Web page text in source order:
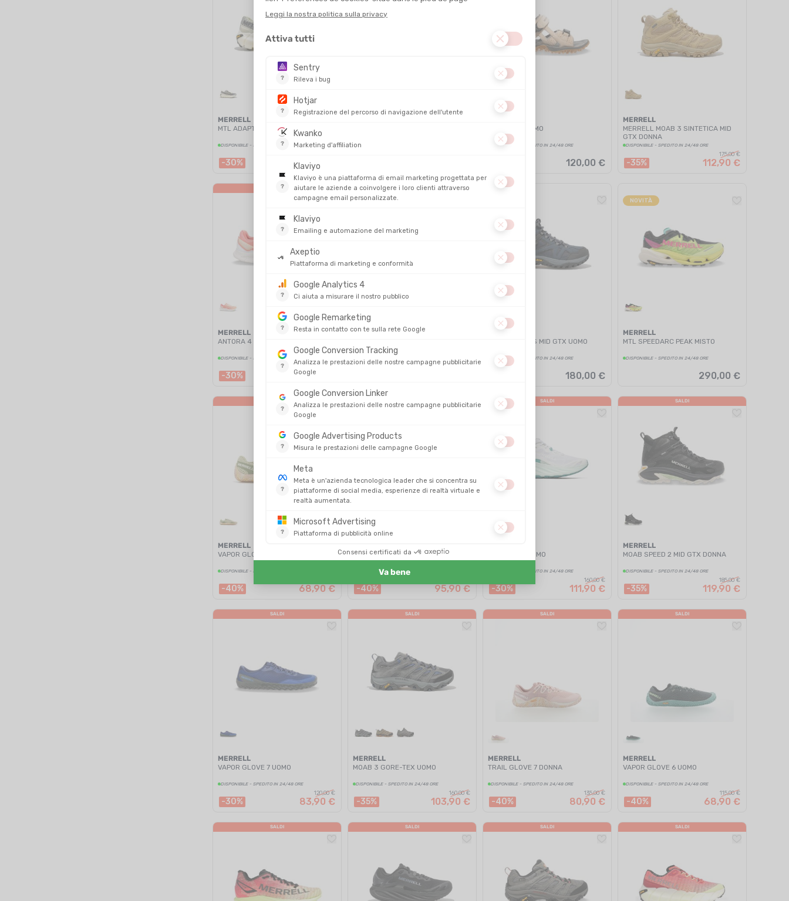
MERRELL
MTL ADAPT MATRYX DONNA
DISPONIBILE - SPEDITO IN 24/48 ORE
-30% 139,90 €
DISPONIBILE - SPEDITO IN 24/48 ORE
KAHUNA III UOMO
DISPONIBILE - SPEDITO IN 24/48 ORE
120,00 €
MERRELL
MERRELL MOAB 3 SINTETICA MID
GTX DONNA
DISPONIBILE - SPEDITO IN 24/48 ORE
-35%
175,00 €
112,90 €
SALDI
MERRELL
ANTORA 4 WATERPROOF
DISPONIBILE - SPEDITO IN 24/48 ORE
-30%
150,00 €
104,90 €
SALDI
MERRELL
BRYCE RADIUS MID GTX UOMO
DISPONIBILE - SPEDITO IN 24/48 ORE
180,00 €
NOVITÀ
MERRELL
MTL SPEEDARC PEAK MISTO
DISPONIBILE - SPEDITO IN 24/48 ORE
290,00 €
SALDI
MERRELL
VAPOR GLOVE 6 DONNA BASIL
DISPONIBILE - SPEDITO IN 24/48 ORE
-40% 68,90 €
PROMORPH UOMO
DISPONIBILE - SPEDITO IN 24/48 ORE
-40% 95,90 €
SALDI
PROMORPH UOMO
DISPONIBILE - SPEDITO IN 24/48 ORE
-30%
160,00 €
111,90 €
SALDI
MERRELL
MOAB SPEED 2 MID GTX DONNA
DISPONIBILE - SPEDITO IN 24/48 ORE
-35%
185,00 €
119,90 €
SALDI
MERRELL
VAPOR GLOVE 7 UOMO
DISPONIBILE - SPEDITO IN 24/48 ORE
-30%
120,00 €
83,90 €
SALDI
MERRELL
MOAB 3 GORE-TEX UOMO
DISPONIBILE - SPEDITO IN 24/48 ORE
-35%
160,00 €
103,90 €
SALDI
MERRELL
TRAIL GLOVE 7 DONNA
DISPONIBILE - SPEDITO IN 24/48 ORE
-40%
135,00 €
80,90 €
SALDI
MERRELL
VAPOR GLOVE 6 UOMO
DISPONIBILE - SPEDITO IN 24/48 ORE
-40%
115,00 €
68,90 €
SALDI SALDI SALDI SALDI